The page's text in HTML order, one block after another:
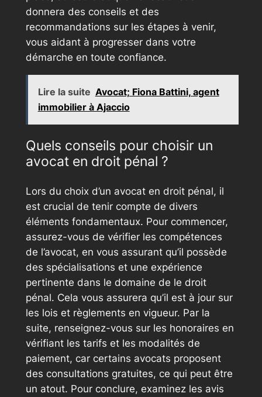
donnera des conseils et des
recommandations sur les étapes à venir,
vous aidant à progresser dans votre
démarche en toute confiance.
Lire la suite Avocat; Fiona Battini, agent
immobilier à Ajaccio
Quels conseils pour choisir un
avocat en droit pénal ?
Lors du choix d’un avocat en droit pénal, il
est crucial de tenir compte de divers
éléments fondamentaux. Pour commencer,
assurez-vous de vérifier les compétences
de l’avocat, en vous assurant qu’il possède
des spécialisations et une expérience
pertinente dans le domaine de le droit
pénal. Cela vous assurera qu’il est à jour sur
les lois et règlements en vigueur. Par la
suite, renseignez-vous sur les honoraires en
vérifiant les tarifs et les modalités de
paiement, car certains avocats proposent
des consultations gratuites, ce qui peut être
un atout. Pour conclure, examinez les avis